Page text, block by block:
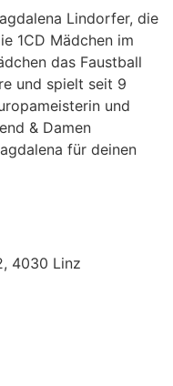
Lindorfer, die
1CD Mädchen im
das Faustball
und spielt seit 9
und
& Damen
für deinen
4030 Linz